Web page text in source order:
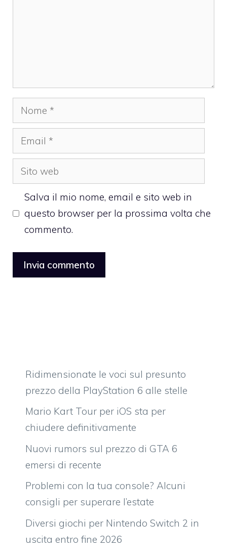
Nome
Email
Sito
web
Salva il mio nome, email e sito web in
questo browser per la prossima volta che
commento.
Ridimensionate le voci sul presunto
prezzo della PlayStation 6 alle stelle
Mario Kart Tour per iOS sta per
chiudere definitivamente
Nuovi rumors sul prezzo di GTA 6
emersi di recente
Problemi con la tua console? Alcuni
consigli per superare l’estate
Diversi giochi per Nintendo Switch 2 in
uscita entro fine 2026